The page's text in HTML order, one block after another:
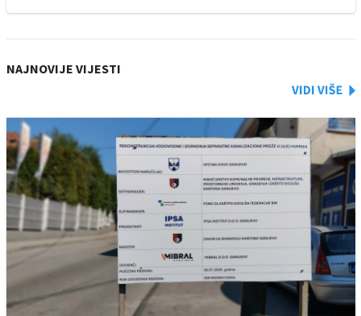
NAJNOVIJE VIJESTI